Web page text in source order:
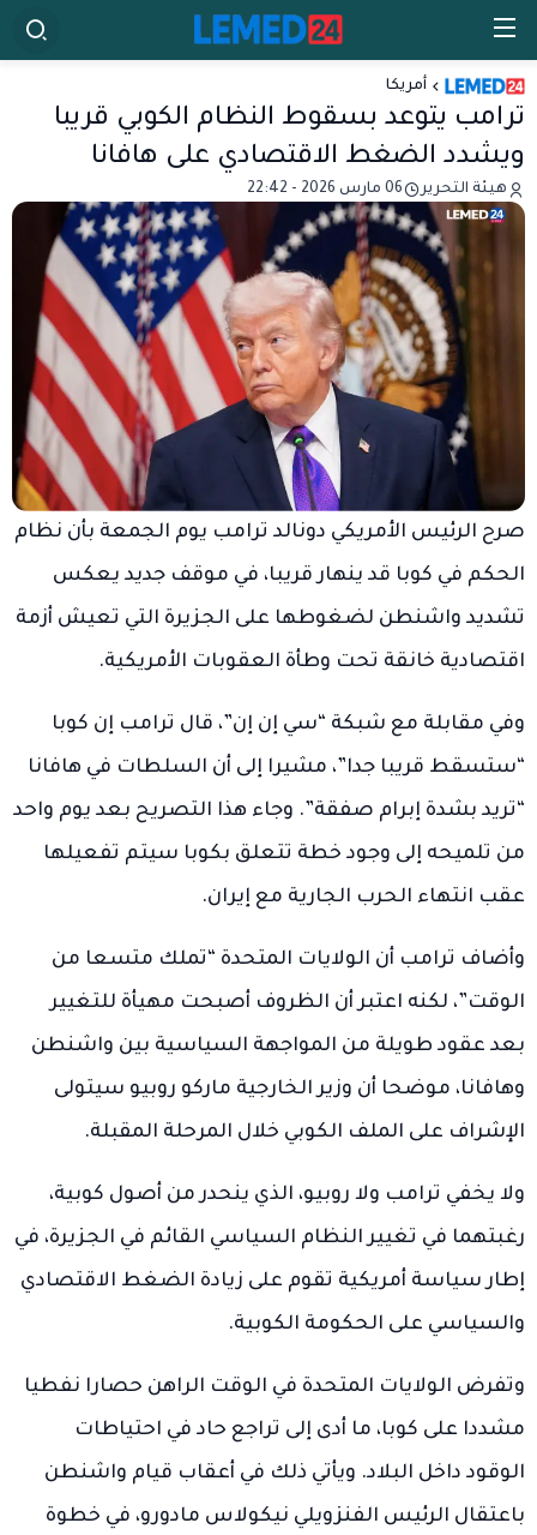
أمريكا
ترامب يتوعد بسقوط النظام الكوبي قريبا
ويشدد الضغط الاقتصادي على هافانا
هيئة التحرير 06 مارس 2026 - 22:42
صرح الرئيس الأمريكي دونالد ترامب يوم الجمعة بأن نظام
الحكم في كوبا قد ينهار قريبا، في موقف جديد يعكس
تشديد واشنطن لضغوطها على الجزيرة التي تعيش أزمة
اقتصادية خانقة تحت وطأة العقوبات الأمريكية.
وفي مقابلة مع شبكة “سي إن إن”، قال ترامب إن كوبا
“ستسقط قريبا جدا”، مشيرا إلى أن السلطات في هافانا
“تريد بشدة إبرام صفقة”. وجاء هذا التصريح بعد يوم واحد
من تلميحه إلى وجود خطة تتعلق بكوبا سيتم تفعيلها
عقب انتهاء الحرب الجارية مع إيران.
وأضاف ترامب أن الولايات المتحدة “تملك متسعا من
الوقت”، لكنه اعتبر أن الظروف أصبحت مهيأة للتغيير
بعد عقود طويلة من المواجهة السياسية بين واشنطن
وهافانا، موضحا أن وزير الخارجية ماركو روبيو سيتولى
الإشراف على الملف الكوبي خلال المرحلة المقبلة.
ولا يخفي ترامب ولا روبيو، الذي ينحدر من أصول كوبية،
رغبتهما في تغيير النظام السياسي القائم في الجزيرة، في
إطار سياسة أمريكية تقوم على زيادة الضغط الاقتصادي
والسياسي على الحكومة الكوبية.
وتفرض الولايات المتحدة في الوقت الراهن حصارا نفطيا
مشددا على كوبا، ما أدى إلى تراجع حاد في احتياطات
الوقود داخل البلاد. ويأتي ذلك في أعقاب قيام واشنطن
باعتقال الرئيس الفنزويلي نيكولاس مادورو، في خطوة